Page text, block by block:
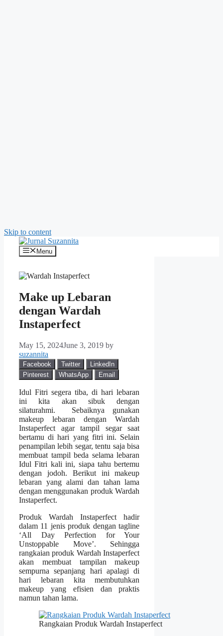
Skip to content
Menu
Make up Lebaran
dengan Wardah
Instaperfect
May 15, 2024June 3, 2019 by
suzannita
Facebook Twitter
LinkedIn
Pinterest
WhatsApp Email
Idul Fitri segera tiba, di hari lebaran
ini kita akan sibuk dengan
silaturahmi. Sebaiknya gunakan
makeup lebaran dengan Wardah
Instaperfect agar tampil segar saat
bertamu di hari yang fitri ini. Selain
penampilan lebih segar, tentu saja bisa
membuat tampil beda selama lebaran
Idul Fitri kali ini, siapa tahu bertemu
dengan jodoh. Berikut ini makeup
lebaran yang alami dan tahan lama
dengan menggunakan produk Wardah
Instaperfect.
Produk Wardah Instaperfect hadir
dalam 11 jenis produk dengan tagline
‘All Day Perfection for Your
Unstoppable Move’. Sehingga
rangkaian produk Wardah Instaperfect
akan membuat tampilan makeup
sempurna sepanjang hari apalagi di
hari lebaran kita membutuhkan
makeup yang efisien dan praktis
namun tahan lama.
Rangkaian Produk Wardah Instaperfect